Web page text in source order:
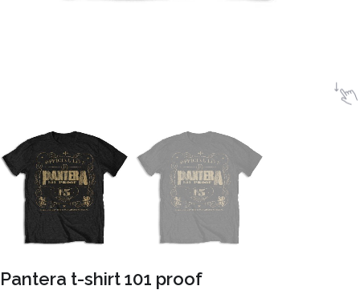
Pantera t-shirt 101 proof